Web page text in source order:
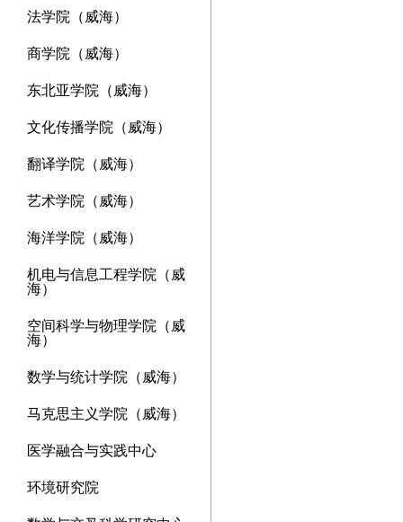
法学院（威海）
商学院（威海）
东北亚学院（威海）
文化传播学院（威海）
翻译学院（威海）
艺术学院（威海）
海洋学院（威海）
机电与信息工程学院（威
海）
空间科学与物理学院（威
海）
数学与统计学院（威海）
马克思主义学院（威海）
医学融合与实践中心
环境研究院